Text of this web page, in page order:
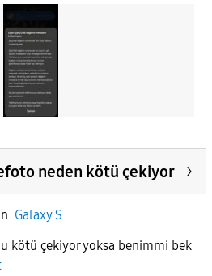
neden kötü çekiyor
Galaxy S
kötü çekiyor yoksa benimmi bek